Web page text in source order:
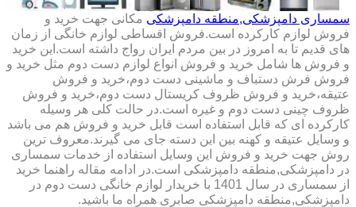
سمساری دامپزشکی,منطقه دامپزشکی مکانی جهت خرید و
فروش لوازم کارکرده است.فروش اقساطی لوازم خانگی از زمان
های قدیم تا به امروز در بین مردم ایران رواج داشته است.این خرید
و فروش ها شامل خرید و فروش انواع لوازم دست دوم مثل خرید و
فروش فرش دستباف و ماشینی دست دوم،خرید و فروش
عتیقه،خرید و فروش ظروف کریستال دست دوم،خرید و فروش
ظروف چینی دست دوم و غیره است.در حالت کلی هر وسیله
کارکرده ای که قابل استفاده است قابل خرید و فروش هم می باشد
و وسایل عتیقه و کهنه بین این دسته جای می گیرند.معروف ترین
روش جهت خرید و فروش این وسایل استفاده از خدمات سمساری
در دامپزشکی,منطقه دامپزشکی است.در ادامه مقاله راهنما خرید
از سمساری در سال 1401 با خریدار لوازم خانگی دست دوم در
دامپزشکی,منطقه دامپزشکی صابری همراه ما باشید.